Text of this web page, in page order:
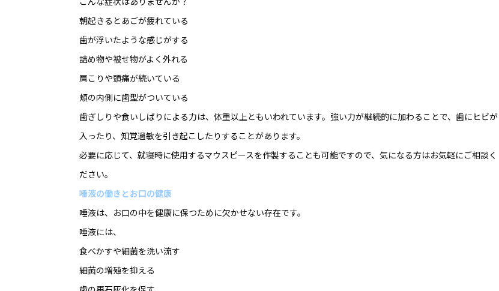
朝起きるとあごが疲れている
歯が浮いたような感じがする
詰め物や被せ物がよく外れる
肩こりや頭痛が続いている
頬の内側に歯型がついている
歯ぎしりや食いしばりによる力は、体重以上ともいわれています。強い力が継続的に加わることで、歯にヒビが
入ったり、知覚過敏を引き起こしたりすることがあります。
必要に応じて、就寝時に使用するマウスピースを作製することも可能ですので、気になる方はお気軽にご相談く
ださい。
唾液の働きとお口の健康
唾液は、お口の中を健康に保つために欠かせない存在です。
唾液には、
食べかすや細菌を洗い流す
細菌の増殖を抑える